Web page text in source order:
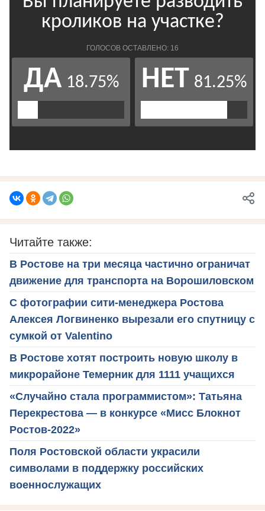
Читайте также:
В Ростове на три месяца частично ограничат
движение для транспорта на Ворошиловском
С фотографии сити-менеджера Ростова
Алексея Логвиненко вырезали его спутницу с
сумкой от Valentino
В Ростове хотят построить новую школу в
микрорайоне Темерник для 1111 учащихся
«Случайно стала программистом»: Татьяна
Перекрестова — в конкурсе «Мисс Блокнот
Ростов-2022»
Поля Ростовской области украсили
символами в поддержку российских
военнослужащих